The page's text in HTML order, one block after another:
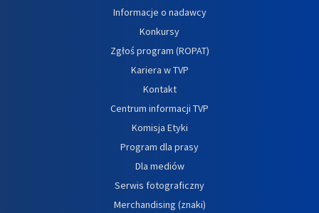
Informacje o nadawcy
Konkursy
Zgłoś program (ROPAT)
Kariera w TVP
Kontakt
Centrum informacji TVP
Komisja Etyki
Program dla prasy
Dla mediów
Serwis fotograficzny
Merchandising (znaki)